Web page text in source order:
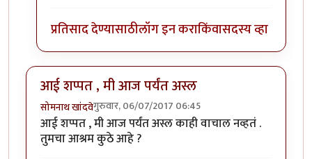
प्रतिसाद देण्यासाठीलॉग इन कराकिंवासदस्य व्हा
आई शप्पत , मी आज पर्यंत अस्ल
सोमनाथ खांदवेगुरुवार, 06/07/2017 06:45
आई शप्पत , मी आज पर्यंत अस्ल काही वाचाल नव्हतं .
तुमचा आश्रम कुठे आहे ?